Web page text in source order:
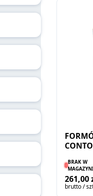
BRAK W
261,00
brutto /